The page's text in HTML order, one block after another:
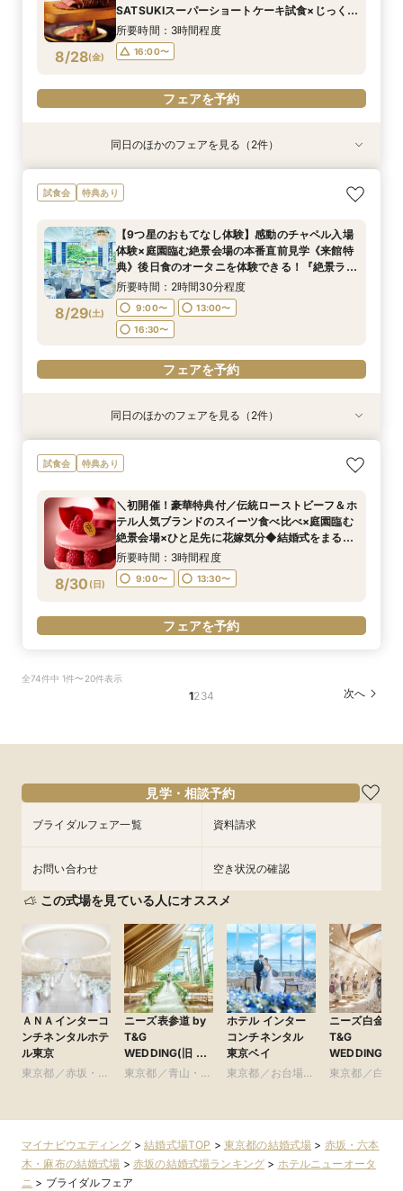
8/27(木) 10:00〜
13:00〜
16:00〜
8/27(木) 10:00〜
13:00〜
16:00〜
8/28(金)
SATSUKIスーパーショートケーキ試食×じっくり
個別相談
所要時間：3時間程度
16:00〜
フェアを予約
特典あり
8/28(金)
【初めての見学におすすめ！SATSUKIスイーツ
付】感動のセレモニー叶うチャペル見学×結婚準
所要時間：2時間30分程度
10:00〜
13:00〜
16:00〜
フェアを予約
特典あり
8/28(金)
【美しき日本の結婚式】本格神殿＆1万坪の庭園
臨む絶景会場×パティスリーSATSUKIスイーツ体
所要時間：2時間程度
10:00〜
13:00〜
16:00〜
フェアを予約
同日のほかのフェアを見る（2件）
試食会 特典あり
8/29(土)
【9つ星のおもてなし体験】感動のチャペル入場
体験×庭園臨む絶景会場の本番直前見学《来館特
典》後日食のオータニを体験できる！『絶景ラン
チビュッフェ』ご招待
所要時間：2時間30分程度
9:00〜
13:00〜
16:30〜
フェアを予約
特典あり
8/29(土)
【1万坪の日本庭園】本格神殿・庭見え会場見学
×『絶景ビュッフェ』ご招待＆フェア成約特典付
9:00〜
13:00〜
16:30〜
フェアを予約
特典あり
8/29(土)
【2〜3件目見学におすすめ】見積り×おもてなし
徹底比較×絶景ランチビュッフェ券付！ホテル婚
本命会場を見極めたい方におすすめ
所要時間：2時間30分程度
9:00〜
13:00〜
16:30〜
同日のほかのフェアを見る（2件）
試食会 特典あり
8/30 (日)
＼初開催！豪華特典付／伝統ローストビーフ＆ホ
テル人気ブランドのスイーツ食べ比べ×庭園臨む
絶景会場×ひと足先に花嫁気分◆結婚式をまるご
と体験できる特別フェア
所要時間：3時間程度
9:00〜 13:30〜
フェアを予約
全74件中 1件〜20件表示
1234 次へ
見学・相談予約
ブライダルフェア一覧 資料請求
お問い合わせ 空き状況の確認
この式場を見ている人にオススメ
ＡＮＡインターコ
ンチネンタルホテ
ル東京
東京都／赤坂・六
ニーズ表参道 by
T&G
WEDDING(旧 表
参道TERRACE)
東京都／青山・表
ホテル インター
コンチネンタル
東京ベイ
東京都／お台場・
リア
ニーズ白金 by
T&G
WEDDING(旧
アーフェリー
東京都／白金
マイナビウエディング>結婚式場TOP > 東京都の結婚式場 > 赤坂・六本
木・麻布の結婚式場 >赤坂の結婚式場ランキング > ホテルニューオータ
ニ > ブライダルフェア